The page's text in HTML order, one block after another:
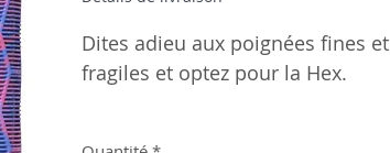
Dites adieu aux poignées fines et
fragiles et optez pour la Hex.